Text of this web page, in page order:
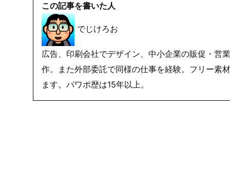
この記事を書いた人
でじけろお
広告、印刷会社でデザイン、中小企業の販促・営
作。また外部委託で同様の仕事を経験。フリー素
ます。パワポ歴は15年以上。